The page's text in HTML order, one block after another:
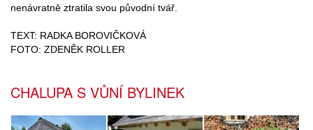
nenávratně ztratila svou původní tvář.
TEXT: RADKA BOROVIČKOVÁ
FOTO: ZDENĚK ROLLER
CHALUPA S VŮNÍ BYLINEK